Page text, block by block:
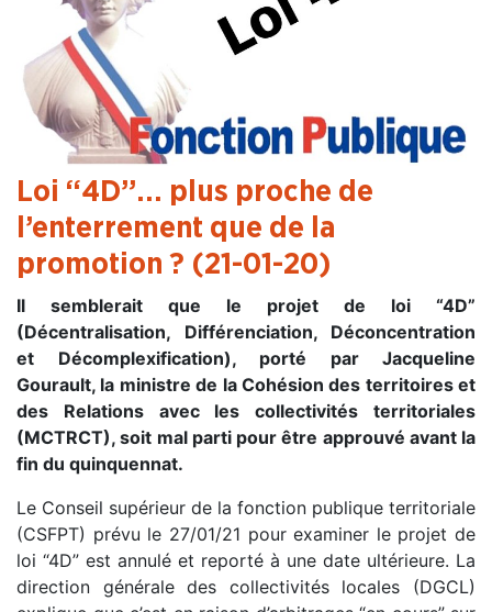
Loi “4D”… plus proche de
l’enterrement que de la
promotion ? (21-01-20)
Il semblerait que le projet de loi “4D”
(Décentralisation, Différenciation, Déconcentration
et Décomplexification), porté par Jacqueline
Gourault, la ministre de la Cohésion des territoires et
des Relations avec les collectivités territoriales
(MCTRCT), soit mal parti pour être approuvé avant la
fin du quinquennat.
Le Conseil supérieur de la fonction publique territoriale
(CSFPT) prévu le 27/01/21 pour examiner le projet de
loi “4D” est annulé et reporté à une date ultérieure. La
direction générale des collectivités locales (DGCL)